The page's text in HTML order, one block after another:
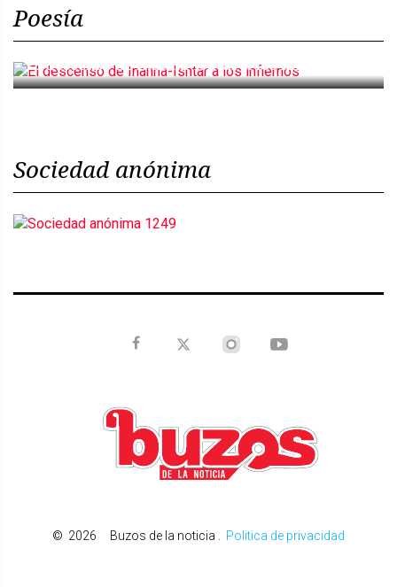
Poesía
El descenso de Inanna-Ishtar a los infiernos
Sociedad anónima
© 2026 Buzos de la noticia Politica de privacidad